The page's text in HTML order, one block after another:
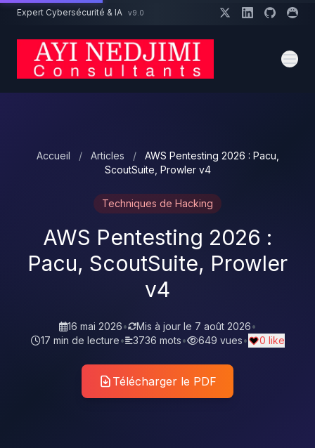
Aller au contenu principal
Expert Cybersécurité & IA v9.0
Accueil / Articles /
AWS Pentesting 2026 : Pacu,
ScoutSuite, Prowler v4
Techniques de Hacking
AWS Pentesting 2026 :
Pacu, ScoutSuite, Prowler
v4
16 mai 2026• Mis à jour le 7 août 2026•
17 min de lecture• 3736 mots• 649 vues• 0 like
Télécharger le PDF
Un projet cybersécurité ?